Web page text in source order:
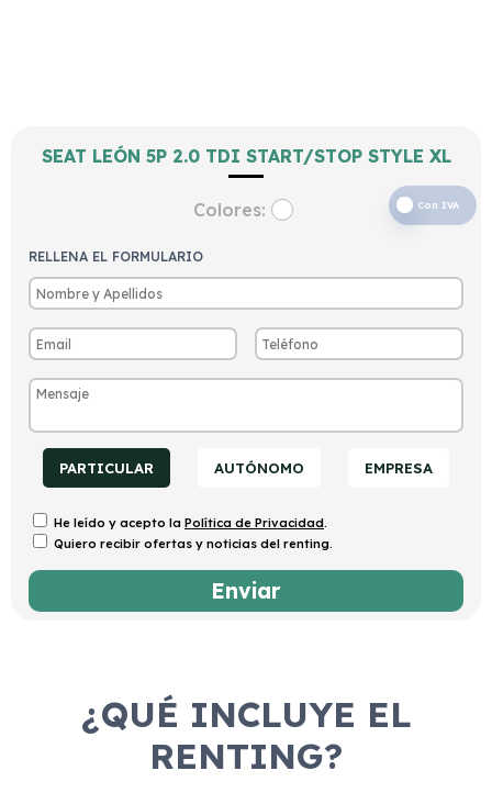
SEAT LEÓN 5P 2.0 TDI START/STOP STYLE XL
Con IVA
Colores:
RELLENA EL FORMULARIO
PARTICULAR AUTÓNOMO EMPRESA
He leído y acepto la Política de Privacidad.
Quiero recibir ofertas y noticias del renting.
¿QUÉ INCLUYE EL
RENTING?